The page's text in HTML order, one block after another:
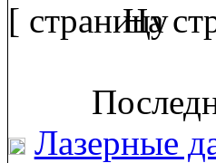
[ На
Лазерные